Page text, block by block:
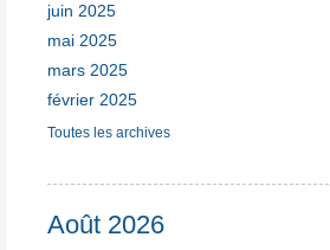
juin 2025
mai 2025
mars 2025
février 2025
Toutes les archives
Août 2026